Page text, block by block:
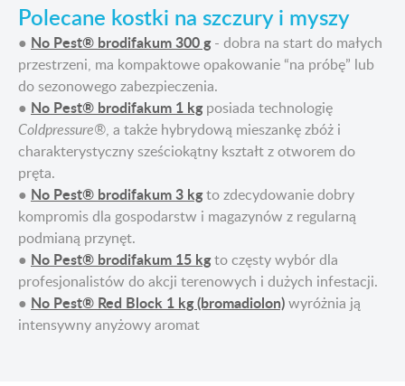
Polecane kostki na szczury i myszy
● No Pest® brodifakum 300 g- dobra na start do małych
przestrzeni, ma kompaktowe opakowanie “na próbę” lub
do sezonowego zabezpieczenia.
● No Pest® brodifakum 1 kgposiada technologię
Coldpressure®, a także hybrydową mieszankę zbóż i
charakterystyczny sześciokątny kształt z otworem do
pręta.
● No Pest® brodifakum 3 kgto zdecydowanie dobry
kompromis dla gospodarstw i magazynów z regularną
podmianą przynęt.
● No Pest® brodifakum 15 kgto częsty wybór dla
profesjonalistów do akcji terenowych i dużych infestacji.
● No Pest® Red Block 1 kg (bromadiolon)wyróżnia ją
intensywny anyżowy aromat